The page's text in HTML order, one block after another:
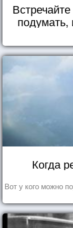
подумать,
Когда
Вот у кого можно